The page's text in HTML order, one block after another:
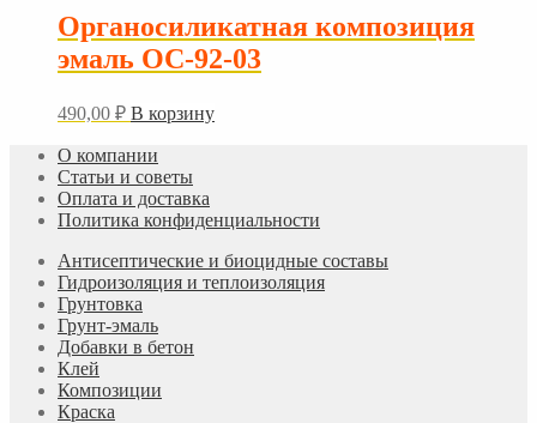
Органосиликатная композиция
эмаль ОС-92-03
490,00 ₽ В корзину
О компании
Статьи и советы
Оплата и доставка
Политика конфиденциальности
Антисептические и биоцидные составы
Гидроизоляция и теплоизоляция
Грунтовка
Грунт-эмаль
Добавки в бетон
Клей
Композиции
Краска